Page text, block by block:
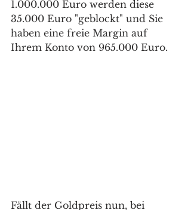
1.000.000 Euro werden diese
35.000 Euro "geblockt" und Sie
haben eine freie Margin auf
Ihrem Konto von 965.000 Euro.
Fällt der Goldpreis nun, bei